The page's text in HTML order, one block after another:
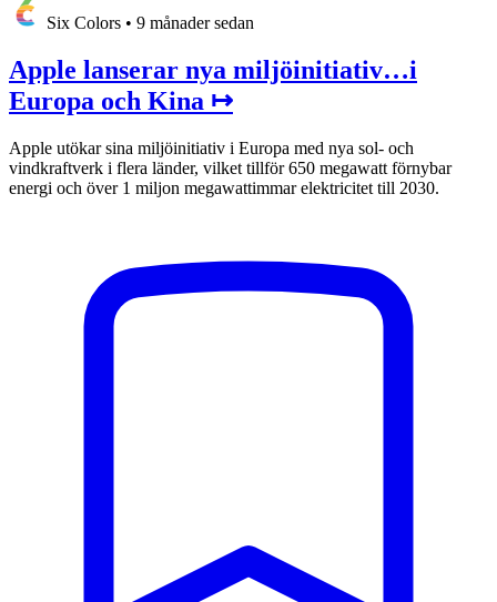
Six Colors • 9 månader sedan
Apple lanserar nya miljöinitiativ…i
Europa och Kina ↦
Apple utökar sina miljöinitiativ i Europa med nya sol- och
vindkraftverk i flera länder, vilket tillför 650 megawatt förnybar
energi och över 1 miljon megawattimmar elektricitet till 2030.